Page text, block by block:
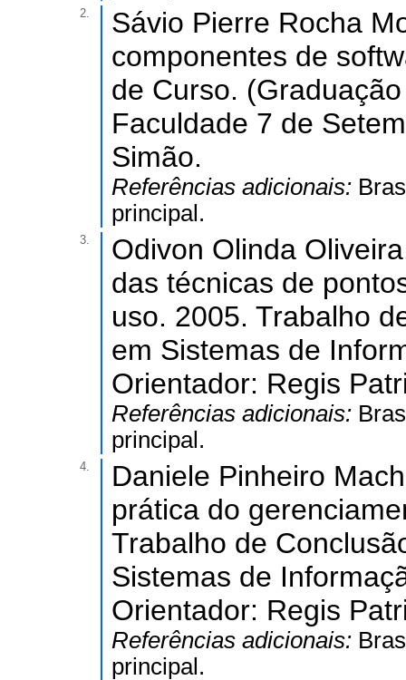
2.
Sávio Pierre Rocha
componentes de
de Curso.
Faculdade 7 de
Simão.
Referências adicionais:
principal.
3.
Odivon Olinda
das técnicas de
uso. 2005. Trabalho
em Sistemas de
Orientador: Regis
Referências adicionais:
principal.
4.
Daniele Pinheiro
prática do
Trabalho de
Sistemas de
Orientador: Regis
Referências adicionais:
principal.